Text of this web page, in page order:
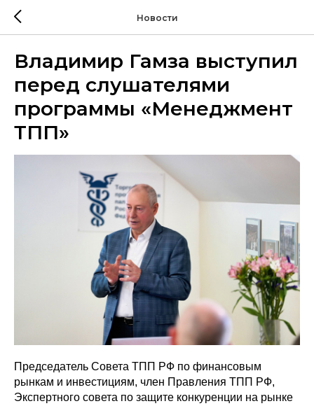
Новости
Владимир Гамза выступил
перед слушателями
программы «Менеджмент
ТПП»
Председатель Совета ТПП РФ по финансовым
рынкам и инвестициям, член Правления ТПП РФ,
Экспертного совета по защите конкуренции на рынке